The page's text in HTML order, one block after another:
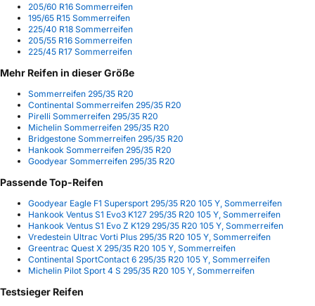
205/60 R16 Sommerreifen
195/65 R15 Sommerreifen
225/40 R18 Sommerreifen
205/55 R16 Sommerreifen
225/45 R17 Sommerreifen
Mehr Reifen in dieser Größe
Sommerreifen 295/35 R20
Continental Sommerreifen 295/35 R20
Pirelli Sommerreifen 295/35 R20
Michelin Sommerreifen 295/35 R20
Bridgestone Sommerreifen 295/35 R20
Hankook Sommerreifen 295/35 R20
Goodyear Sommerreifen 295/35 R20
Passende Top-Reifen
Goodyear Eagle F1 Supersport 295/35 R20 105 Y, Sommerreifen
Hankook Ventus S1 Evo3 K127 295/35 R20 105 Y, Sommerreifen
Hankook Ventus S1 Evo Z K129 295/35 R20 105 Y, Sommerreifen
Vredestein Ultrac Vorti Plus 295/35 R20 105 Y, Sommerreifen
Greentrac Quest X 295/35 R20 105 Y, Sommerreifen
Continental SportContact 6 295/35 R20 105 Y, Sommerreifen
Michelin Pilot Sport 4 S 295/35 R20 105 Y, Sommerreifen
Testsieger Reifen